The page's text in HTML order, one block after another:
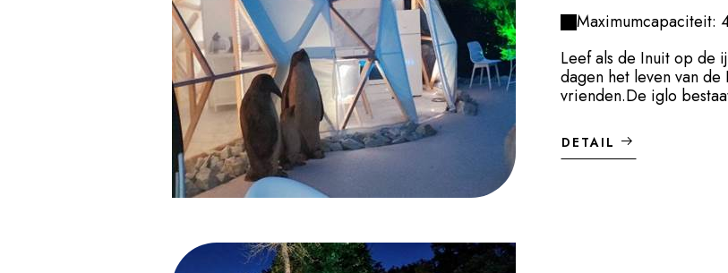
Maximumcapaciteit:
Leef als de Inuit op de
dagen het leven van
vrienden.De iglo
DETAIL